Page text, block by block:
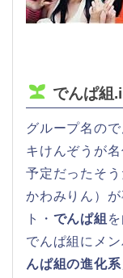
でんぱ組
グループ名の
キけんぞうが
予定だったそ
かわみりん）
ト・ でんぱ組
でんぱ組にメ
んぱ組の進化系